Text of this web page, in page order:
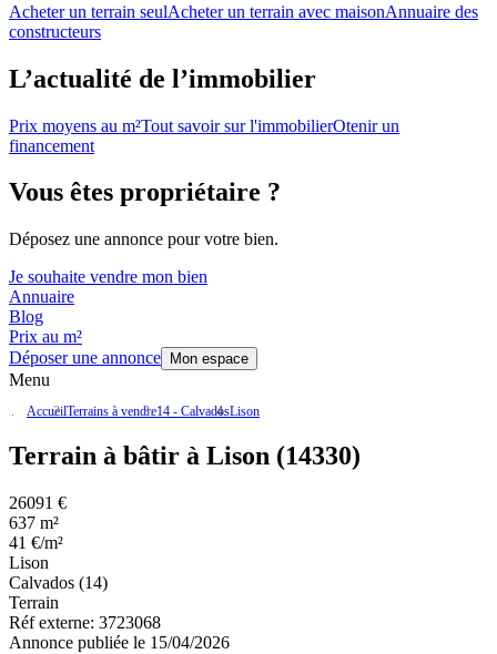
Acheter un terrain seulAcheter un terrain avec maisonAnnuaire des
constructeurs
L’actualité de l’immobilier
Prix moyens au m²Tout savoir sur l'immobilierOtenir un
financement
Vous êtes propriétaire ?
Déposez une annonce pour votre bien.
Je souhaite vendre mon bien
Annuaire
Blog
Prix au m²
Déposer une annonce
Mon espace
Menu
AccueilTerrains à vendre14 - CalvadosLison
Terrain à bâtir à Lison (14330)
26091 €
637 m²
41 €/m²
Lison
Calvados (14)
Terrain
Réf externe: 3723068
Annonce publiée le 15/04/2026